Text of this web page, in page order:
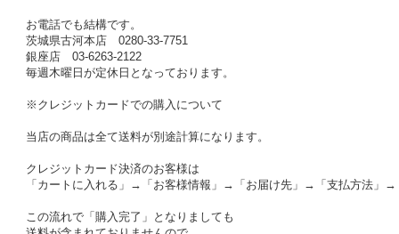
お電話でも結構です。
茨城県古河本店 0280-33-7751
銀座店 03-6263-2122
毎週木曜日が定休日となっております。
※クレジットカードでの購入について
当店の商品は全て送料が別途計算になります。
クレジットカード決済のお客様は
「カートに入れる」→「お客様情報」→「お届け先」→「支払方法」
この流れで「購入完了」となりましても